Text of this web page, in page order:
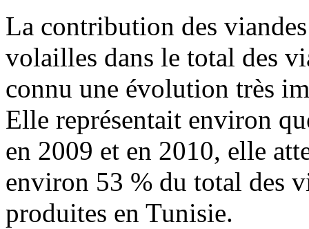
La contribution des
volailles dans le total des
connu une évolution très
Elle représentait environ
en 2009 et en 2010, elle
environ 53 % du total des
produites en Tunisie.